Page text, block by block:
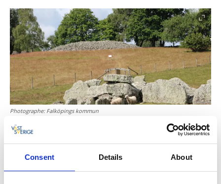
Consent Details About
Photographe: Falköpings kommun
6. Löfwings Ateljé & Krog
On ne s'attendrait pas à trouver un atelier d'artiste